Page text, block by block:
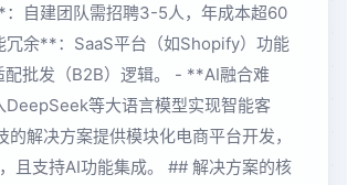
自建团队需招聘3-5人，年成本超60
余**：SaaS平台（如Shopify）功能
配批发（B2B）逻辑。 - **AI融合难
等大语言模型实现智能客
的解决方案提供模块化电商平台开发，
且支持AI功能集成。 ## 解决方案的核